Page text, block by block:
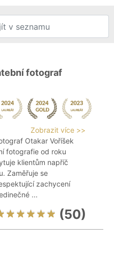
fotograf
Zobrazit více >>
Otakar Voříšek
fotografie od roku
klientům napříč
Zaměřuje se
zachycení
...
(50)